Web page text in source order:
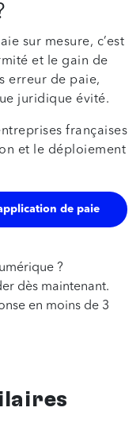
sur mesure, c’est
et le gain de
erreur de paie,
juridique évité.
françaises
et le déploiement
de paie
?
dès maintenant.
en moins de 3